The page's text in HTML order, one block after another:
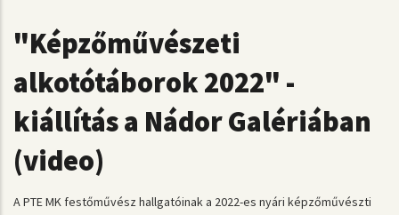
"Képzőművészeti
alkotótáborok 2022" -
kiállítás a Nádor Galériában
(video)
A PTE MK festőművész hallgatóinak a 2022-es nyári képzőművészti